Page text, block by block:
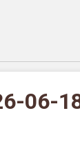
06-